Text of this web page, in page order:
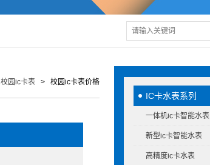
IC卡水表系列
一体机ic卡智能水表
新型ic卡智能水表
高精度ic卡水表
校园ic卡表 > 校园ic卡表价格